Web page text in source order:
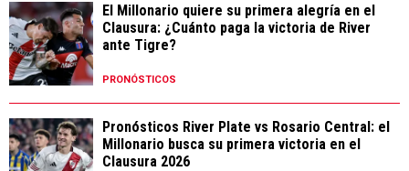
El Millonario quiere su primera alegría en el
Clausura: ¿Cuánto paga la victoria de River
ante Tigre?
PRONÓSTICOS
Pronósticos River Plate vs Rosario Central: el
Millonario busca su primera victoria en el
Clausura 2026